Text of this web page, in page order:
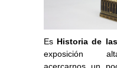
Es Historia de
exposición
acercarnos un